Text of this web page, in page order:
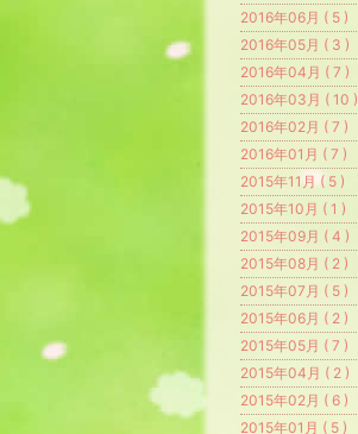
2016年06月 ( 5 )
2016年05月 ( 3 )
2016年04月 ( 7 )
2016年03月 ( 10 )
2016年02月 ( 7 )
2016年01月 ( 7 )
2015年11月 ( 5 )
2015年10月 ( 1 )
2015年09月 ( 4 )
2015年08月 ( 2 )
2015年07月 ( 5 )
2015年06月 ( 2 )
2015年05月 ( 7 )
2015年04月 ( 2 )
2015年02月 ( 6 )
2015年01月 ( 5 )